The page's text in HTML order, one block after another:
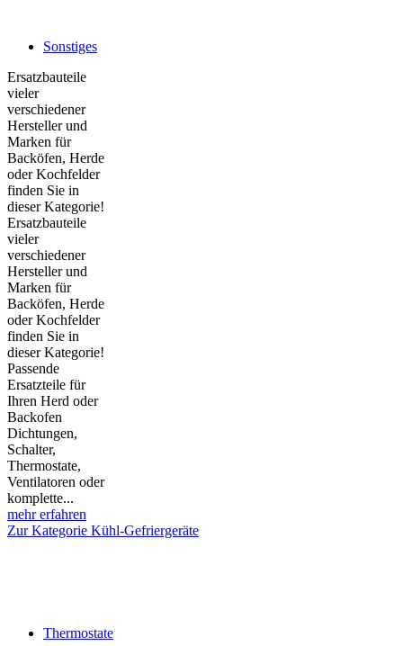
Sonstiges
Ersatzbauteile
vieler
verschiedener
Hersteller und
Marken für
Backöfen, Herde
oder Kochfelder
finden Sie in
dieser Kategorie!
Ersatzbauteile
vieler
verschiedener
Hersteller und
Marken für
Backöfen, Herde
oder Kochfelder
finden Sie in
dieser Kategorie!
Passende
Ersatzteile für
Ihren Herd oder
Backofen
Dichtungen,
Schalter,
Thermostate,
Ventilatoren oder
komplette...
mehr erfahren
Zur Kategorie Kühl-Gefriergeräte
Thermostate